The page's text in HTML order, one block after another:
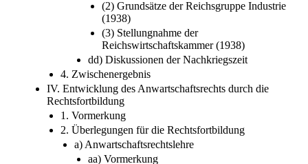
(1) Einleitung
(2) Grundsätze der Reichsgruppe Industrie
(1938)
(3) Stellungnahme der
Reichswirtschaftskammer (1938)
dd) Diskussionen der Nachkriegszeit
4. Zwischenergebnis
IV. Entwicklung des Anwartschaftsrechts durch die
Rechtsfortbildung
1. Vormerkung
2. Überlegungen für die Rechtsfortbildung
a) Anwartschaftsrechtslehre